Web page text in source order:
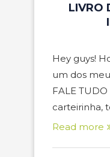
LIVRO
Hey guys!
um dos
FALE TUDO
carteirinha,
Read more